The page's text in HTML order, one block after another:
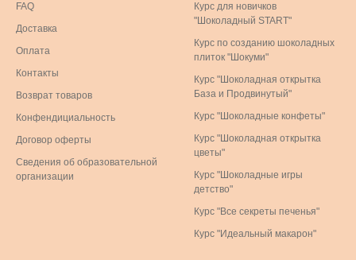
FAQ
Доставка
Оплата
Контакты
Возврат товаров
Конфендициальность
Договор оферты
Сведения об образовательной
организации
Курс для новичков
"Шоколадный START"
Курс по созданию шоколадных
плиток "Шокуми"
Курс "Шоколадная открытка
База и Продвинутый"
Курс "Шоколадные конфеты"
Курс "Шоколадная открытка
цветы"
Курс "Шоколадные игры
детство"
Курс "Все секреты печенья"
Курс "Идеальный макарон"